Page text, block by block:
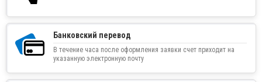
Банковский перевод
В течение часа после оформления заявки счет приходит на
указанную электронную почту